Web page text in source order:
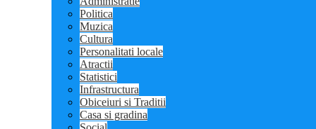
Politica
Muzica
Cultura
Personalitati locale
Atractii
Statistici
Infrastructura
Obiceiuri si Traditii
Casa si gradina